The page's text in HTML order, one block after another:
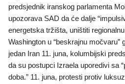
predsjednik iranskog parlamenta
upozorava SAD da će dalje
energetska tržišta, uništiti
Washington u “beskrajnu močvaru”
jedan Iran 11. juna, kolumbijski
da su postupci Izraela uporedivi sa
doba.” 11. juna, protesti protiv